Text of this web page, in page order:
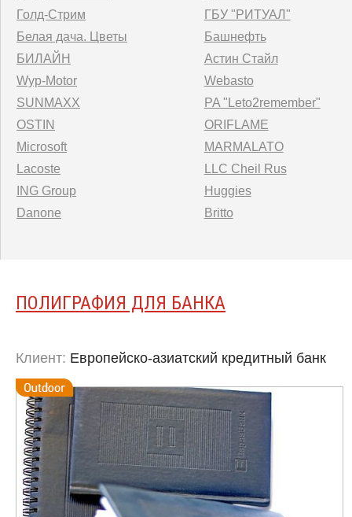
Голд-Стрим
ГБУ "РИТУАЛ"
Белая дача. Цветы
Башнефть
БИЛАЙН
Астин Стайл
Wyp-Motor
Webasto
SUNMAXX
PA "Leto2remember"
OSTIN
ORIFLAME
Microsoft
MARMALATO
Lacoste
LLC Cheil Rus
ING Group
Huggies
Danone
Britto
ПОЛИГРАФИЯ ДЛЯ БАНКА
Клиент: Европейско-азиатский кредитный банк